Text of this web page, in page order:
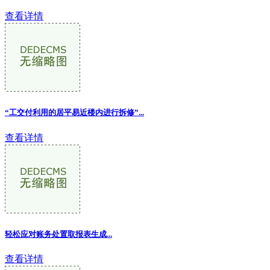
查看详情
“工交付利用的居平易近楼内进行拆修”...
查看详情
轻松应对账务处置取报表生成...
查看详情